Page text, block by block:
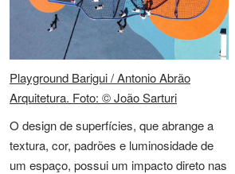
Playground Barigui / Antonio Abrão
Arquitetura. Foto: © João Sarturi
O design de superfícies, que abrange a
textura, cor, padrões e luminosidade de
um espaço, possui um impacto direto nas